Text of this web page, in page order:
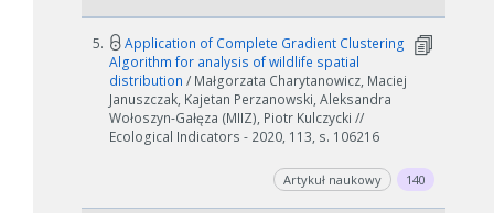
5.
Application of Complete Gradient Clustering
Algorithm for analysis of wildlife spatial
distribution / Małgorzata Charytanowicz, Maciej
Januszczak, Kajetan Perzanowski, Aleksandra
Wołoszyn-Gałęza (MIIZ), Piotr Kulczycki //
Ecological Indicators - 2020, 113, s. 106216
Artykuł naukowy 140